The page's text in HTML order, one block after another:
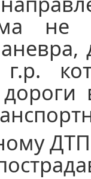
не
ДТП